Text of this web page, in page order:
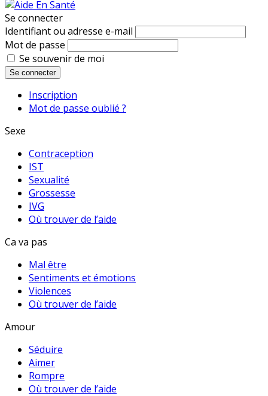
Se connecter
Identifiant ou adresse e-mail
Mot de passe
Se souvenir de moi
Se connecter
Inscription
Mot de passe oublié ?
Sexe
Contraception
IST
Sexualité
Grossesse
IVG
Où trouver de l’aide
Ca va pas
Mal être
Sentiments et émotions
Violences
Où trouver de l’aide
Amour
Séduire
Aimer
Rompre
Où trouver de l’aide